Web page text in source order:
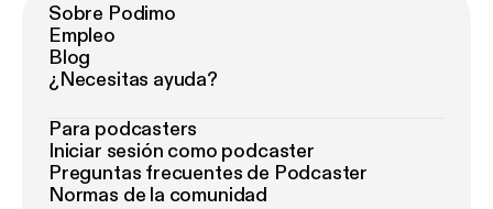
Sobre Podimo
Empleo
Blog
¿Necesitas ayuda?
Para podcasters
Iniciar sesión como podcaster
Preguntas frecuentes de Podcaster
Normas de la comunidad